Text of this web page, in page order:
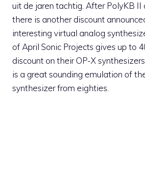
uit de jaren tachtig. After PolyKB II
there is another discount
interesting virtual analog
of April Sonic Projects gives up to
discount on their OP-X
is a great sounding emulation of
synthesizer from eighties.